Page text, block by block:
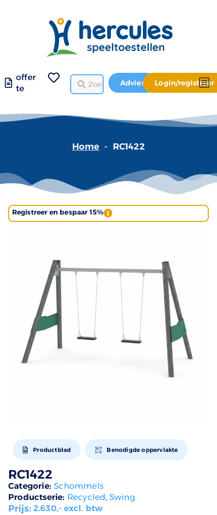
offer
te
Advies Login/registreer
Home - RC1422
Registreer en bespaar 15%
Productblad Benodigde oppervlakte
RC1422
Categorie:Schommels
Productserie: Recycled, Swing
Prijs:2.630,- excl. btw